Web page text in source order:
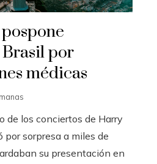
por
médicas
de los conciertos de Harry
sorpresa a miles de
su presentación en